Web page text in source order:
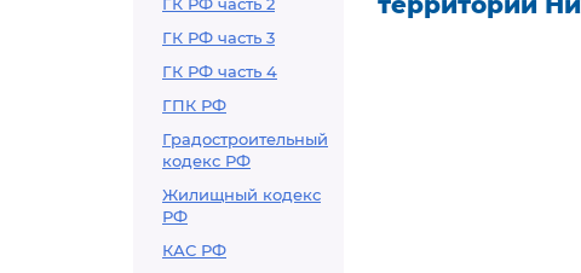
ГК РФ часть 3
ГК РФ часть 4
ГПК РФ
Градостроительный
кодекс РФ
Жилищный кодекс
РФ
КАС РФ